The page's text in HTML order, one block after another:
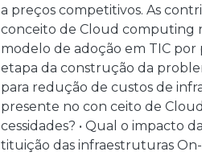
a preços competitivos. As
conceito de Cloud computing
modelo de adoção em TIC
etapa da construção da
para redução de custos de
presente no con ceito de
cessidades? • Qual o impacto
tituição das infraestruturas